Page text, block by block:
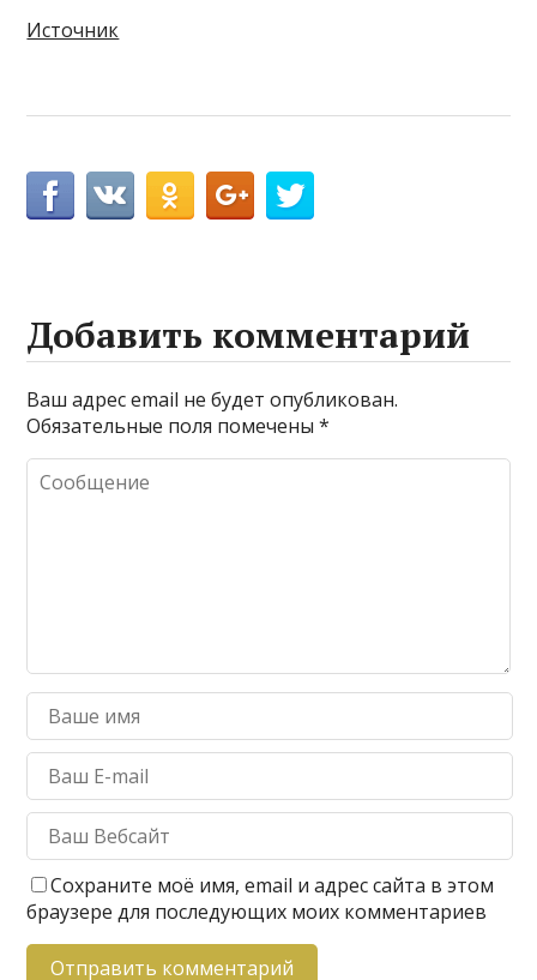
Источник
Добавить комментарий
Ваш адрес email не будет опубликован.
Обязательные поля помечены*
Сохраните моё имя, email и адрес сайта в этом
браузере для последующих моих комментариев